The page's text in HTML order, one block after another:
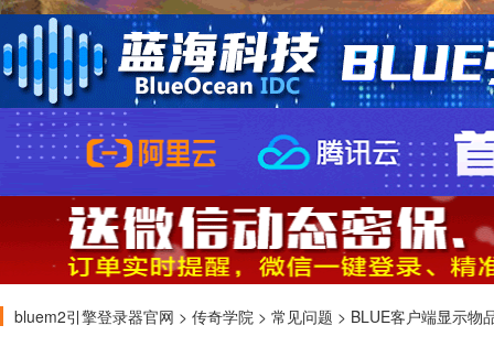
bluem2引擎登录器官网 > 传奇学院 > 常见问题 > BLUE客户端显示物